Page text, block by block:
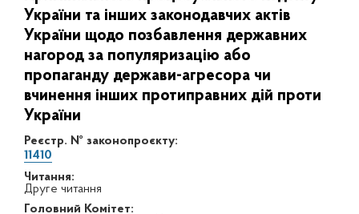
України та інших законодавчих актів
України щодо позбавлення державних
нагород за популяризацію або
пропаганду держави-агресора чи
вчинення інших протиправних дій проти
України
Реєстр. № законопроєкту:
11410
Читання:
Друге читання
Головний Комітет: